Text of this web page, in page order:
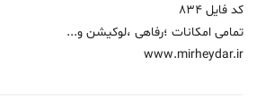
کد فایل 834
تمامی امکانات ؛رفاهی ،لوکیشن و...
www.mirheydar.ir